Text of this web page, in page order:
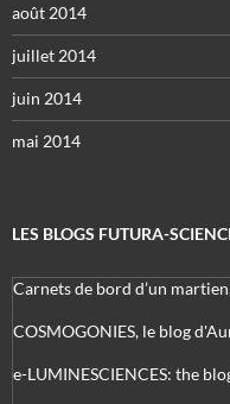
août 2014
juillet 2014
juin 2014
mai 2014
LES BLOGS FUTURA-
Carnets de bord d’un
COSMOGONIES, le blog
e-LUMINESCIENCES: the